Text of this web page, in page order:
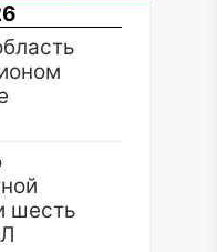
шесть